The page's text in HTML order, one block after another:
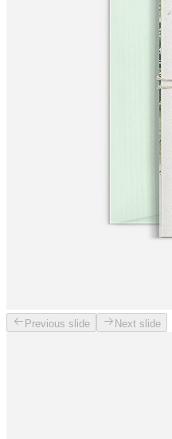
Previous slide Next slide